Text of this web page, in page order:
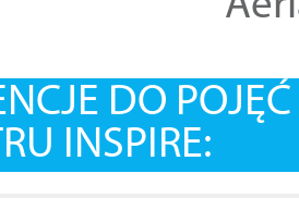
DO
INSPIRE: